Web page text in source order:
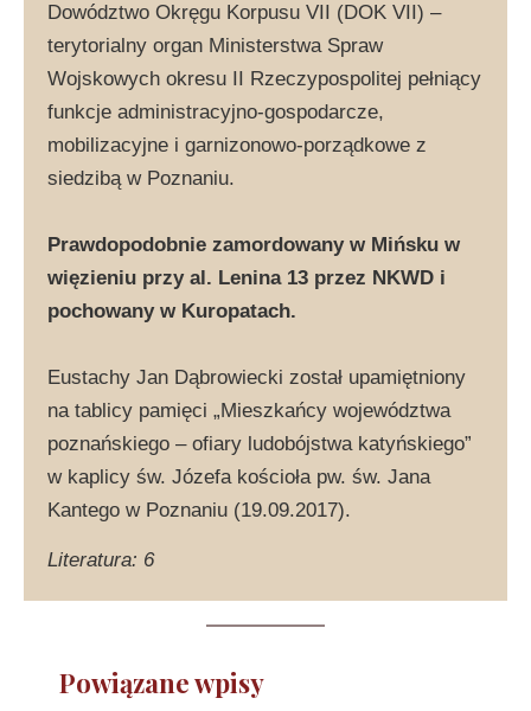
Dowództwo Okręgu Korpusu VII (DOK VII) –
terytorialny organ Ministerstwa Spraw
Wojskowych okresu II Rzeczypospolitej pełniący
funkcje administracyjno-gospodarcze,
mobilizacyjne i garnizonowo-porządkowe z
siedzibą w Poznaniu.
Prawdopodobnie zamordowany w Mińsku w
więzieniu przy al. Lenina 13 przez NKWD i
pochowany w Kuropatach.
Eustachy Jan Dąbrowiecki został upamiętniony
na tablicy pamięci „Mieszkańcy województwa
poznańskiego – ofiary ludobójstwa katyńskiego”
w kaplicy św. Józefa kościoła pw. św. Jana
Kantego w Poznaniu (19.09.2017).
Literatura: 6
Powiązane wpisy